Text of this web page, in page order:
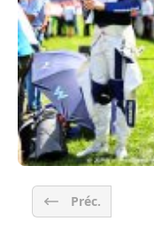
Préc.